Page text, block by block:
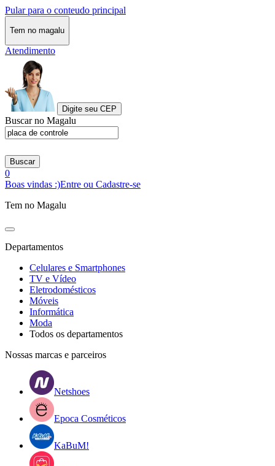
Pular para o conteudo principal
Tem no magalu
Atendimento
Digite seu CEP
Buscar no Magalu
Buscar
0
Boas vindas :)Entre ou Cadastre-se
Tem no Magalu
Departamentos
Celulares e Smartphones
TV e Vídeo
Eletrodomésticos
Móveis
Informática
Moda
Todos os departamentos
Nossas marcas e parceiros
Netshoes
Epoca Cosméticos
KaBuM!